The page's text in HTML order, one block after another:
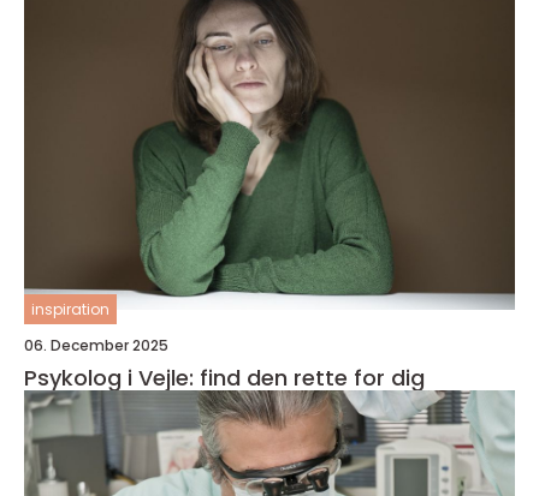
inspiration
06. December 2025
Psykolog i Vejle: find den rette for dig